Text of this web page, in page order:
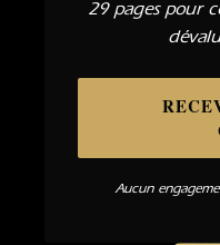
29 pages pour
Aucun